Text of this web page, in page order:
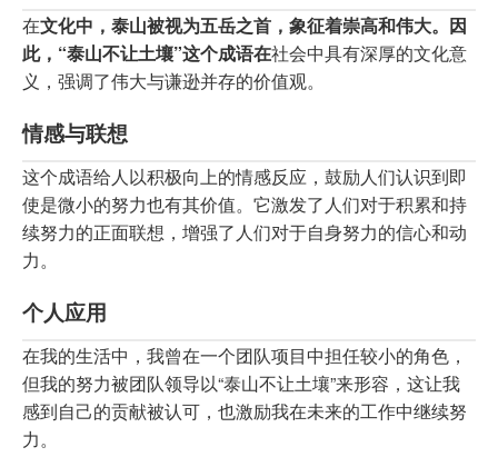
在文化中，泰山被视为五岳之首，象征着崇高和伟大。因
此，“泰山不让土壤”这个成语在社会中具有深厚的文化意
义，强调了伟大与谦逊并存的价值观。
情感与联想
这个成语给人以积极向上的情感反应，鼓励人们认识到即
使是微小的努力也有其价值。它激发了人们对于积累和持
续努力的正面联想，增强了人们对于自身努力的信心和动
力。
个人应用
在我的生活中，我曾在一个团队项目中担任较小的角色，
但我的努力被团队领导以“泰山不让土壤”来形容，这让我
感到自己的贡献被认可，也激励我在未来的工作中继续努
力。